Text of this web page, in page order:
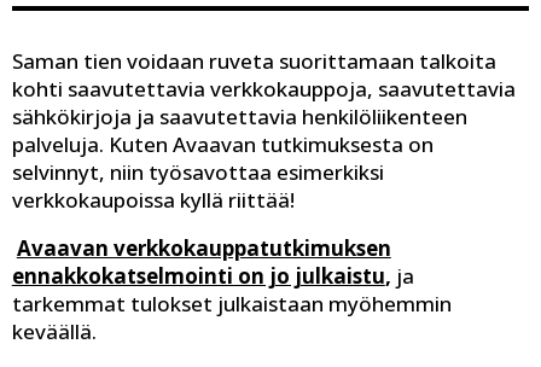
Saman tien voidaan ruveta suorittamaan talkoita
kohti saavutettavia verkkokauppoja, saavutettavia
sähkökirjoja ja saavutettavia henkilöliikenteen
palveluja. Kuten Avaavan tutkimuksesta on
selvinnyt, niin työsavottaa esimerkiksi
verkkokaupoissa kyllä riittää!
Avaavan verkkokauppatutkimuksen
ennakkokatselmointi on jo julkaistu, ja
tarkemmat tulokset julkaistaan myöhemmin
keväällä.